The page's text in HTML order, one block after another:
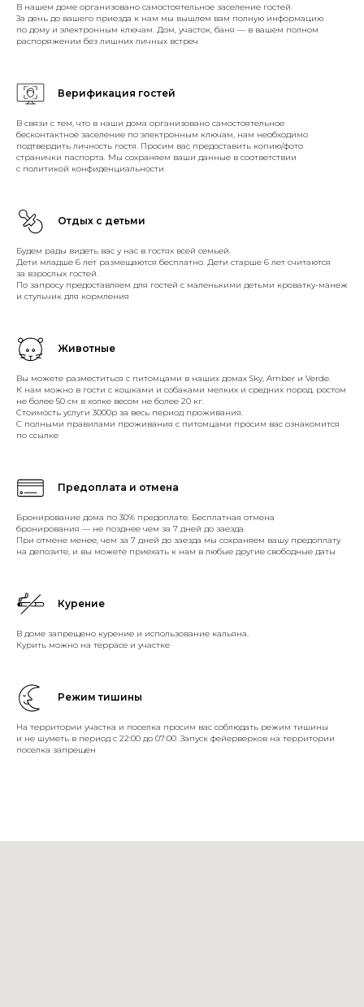
В нашем доме организовано самостоятельное заселение гостей.
За день до вашего приезда к нам мы вышлем вам полную информацию
по дому и электронным ключам. Дом, участок, баня — в вашем полном
распоряжении без лишних личных встреч
Верификация гостей
В связи с тем, что в наши дома организовано самостоятельное
бесконтактное заселение по электронным ключам, нам необходимо
подтвердить личность гостя. Просим вас предоставить копию/фото
странички паспорта. Мы сохраняем ваши данные в соответствии
с политикой конфиденциальности
Отдых с детьми
Будем рады видеть вас у нас в гостях всей семьей.
Дети младше 6 лет размещаются бесплатно. Дети старше 6 лет считаются
за взрослых гостей.
По запросу предоставляем для гостей с маленькими детьми кроватку-манеж
и стульчик для кормления
Животные
Вы можете разместиться с питомцами в наших домах Sky, Amber и Verde.
К нам можно в гости с кошками и собаками мелких и средних пород, ростом
не более 50 см в холке весом не более 20 кг.
Стоимость услуги 3000р за весь период проживания.
С полными правилами проживания с питомцами просим вас ознакомится
по ссылке
Предоплата и отмена
Бронирование дома по 30% предоплате. Бесплатная отмена
бронирования — не позднее чем за 7 дней до заезда.
При отмене менее, чем за 7 дней до заезда мы сохраняем вашу предоплату
на депозите, и вы можете приехать к нам в любые другие свободные даты
Курение
В доме запрещено курение и использование кальяна.
Курить можно на террасе и участке
Режим тишины
На территории участка и поселка просим вас соблюдать режим тишины
и не шуметь в период с 22:00 до 07:00. Запуск фейерверков на территории
поселка запрещен